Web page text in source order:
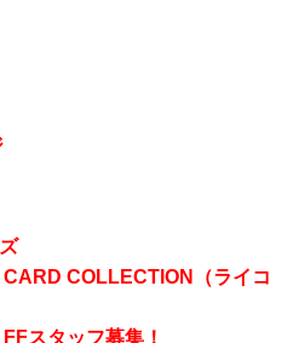
COLLECTION（ライコ
スタッフ募集！